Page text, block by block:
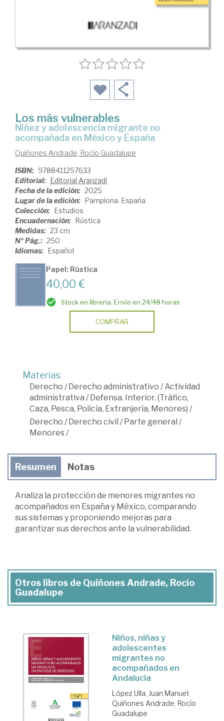
Los más vulnerables
niñez y adolescencia migrante no
acompañada en México y España
Quiñones Andrade, Rocío Guadalupe
ISBN: 9788411257633
Editorial: Editorial Aranzadi
Fecha de la edición: 2025
Lugar de la edición: Pamplona. España
Colección: Estudios
Encuadernación: Rústica
Medidas: 23 cm
Nº Pág.: 250
Idiomas: Español
Papel: Rústica
40,00 €
Stock en librería. Envío en 24/48 horas
COMPRAR
Materias:
Derecho / Derecho administrativo /Actividad
administrativa / Defensa. Interior. (Tráfico,
Caza, Pesca, Policía, Extranjería, Menores) /
Derecho / Derecho civil / Parte general /
Menores/
Resumen Notas
Analiza la protección de menores migrantes no
acompañados en España y México, comparando
sus sistemas y proponiendo mejoras para
garantizar sus derechos ante la vulnerabilidad.
Otros libros de Quiñones Andrade, Rocío
Guadalupe
Niños, niñas y
adolescentes
migrantes no
acompañados en
Andalucía
López Ulla, Juan Manuel;
Quiñones Andrade, Rocío
Guadalupe